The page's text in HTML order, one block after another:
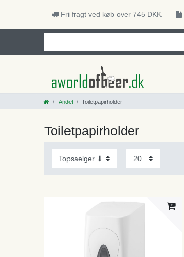
Fri fragt ved køb over 745 DKK
Andet Toiletpapirholder
Toiletpapirholder